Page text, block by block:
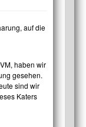
auf die
haben wir
gesehen.
sind wir
Katers